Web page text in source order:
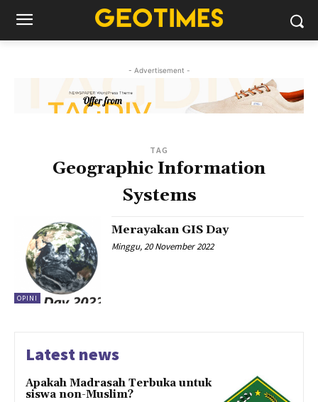
- Advertisement -
TAG
Geographic Information
Systems
OPINI
Merayakan GIS Day
Minggu, 20 November 2022
Latest news
Apakah Madrasah Terbuka untuk
siswa non-Muslim?